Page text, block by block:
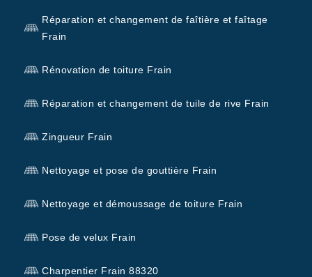
Réparation et changement de faîtière et faîtage
Frain
Rénovation de toiture Frain
Réparation et changement de tuile de rive Frain
Zingueur Frain
Nettoyage et pose de gouttière Frain
Nettoyage et démoussage de toiture Frain
Pose de velux Frain
Charpentier Frain 88320